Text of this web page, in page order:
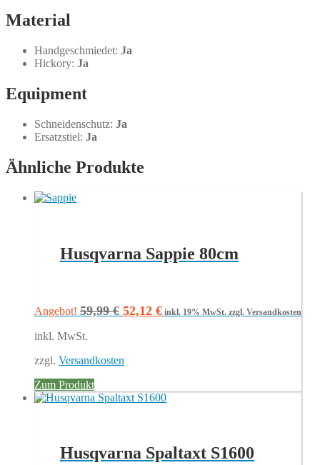
Material
Handgeschmiedet: Ja
Hickory: Ja
Equipment
Schneidenschutz: Ja
Ersatzstiel: Ja
Ähnliche Produkte
Husqvarna Sappie 80cm
Angebot! 59,99€ Ursprünglicher
52,12 €Aktueller
inkl. 19% MwSt. zzgl. Versandkosten
inkl. MwSt.
zzgl. Versandkosten
Zum Produkt
Husqvarna Spaltaxt S1600